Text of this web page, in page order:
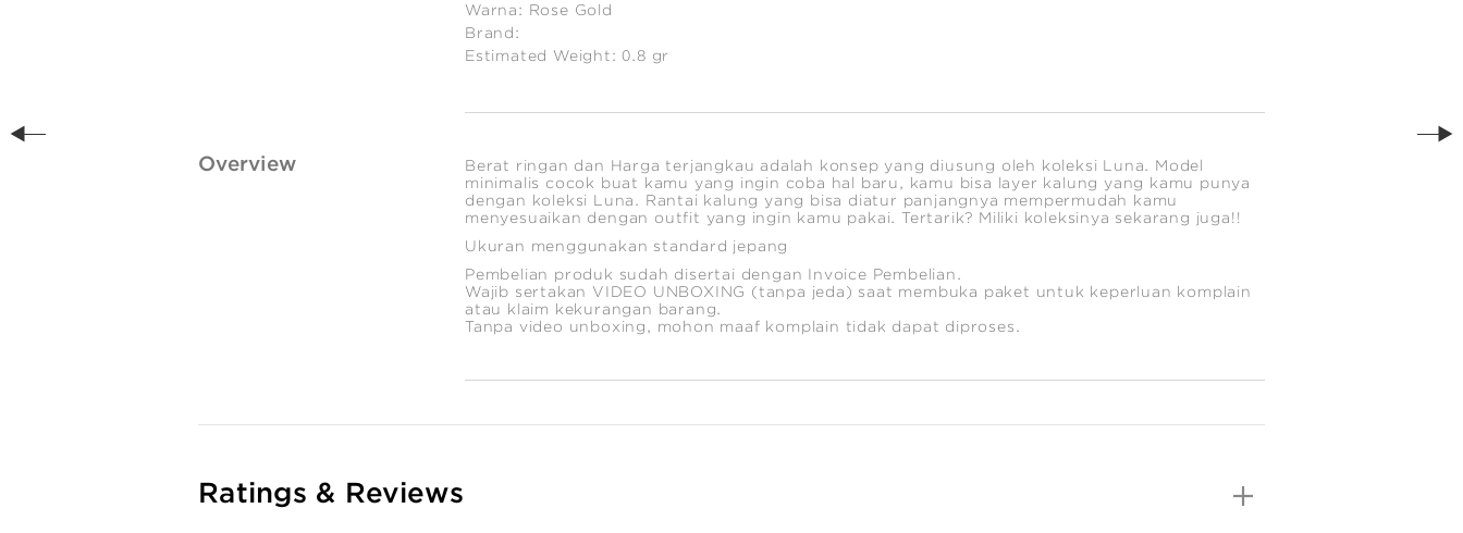
Warna: Rose Gold
Brand:
Estimated Weight:0.8 gr
Overview
Berat ringan dan Harga terjangkau adalah konsep yang diusung oleh koleksi Luna. Model
minimalis cocok buat kamu yang ingin coba hal baru, kamu bisa layer kalung yang kamu punya
dengan koleksi Luna. Rantai kalung yang bisa diatur panjangnya mempermudah kamu
menyesuaikan dengan outfit yang ingin kamu pakai. Tertarik? Miliki koleksinya sekarang juga!!
Ukuran menggunakan standard jepang
Pembelian produk sudah disertai dengan Invoice Pembelian.
Wajib sertakan VIDEO UNBOXING (tanpa jeda) saat membuka paket untuk keperluan komplain
atau klaim kekurangan barang.
Tanpa video unboxing, mohon maaf komplain tidak dapat diproses.
Ratings & Reviews